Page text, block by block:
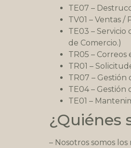
TE07 –
TV01 – Ventas /
TE03 –
de Comercio.)
TR05 –
TR01 –
TR07 – Gestión
TE04 – Gestión
TE01 –
¿Quiénes
– Nosotros somos